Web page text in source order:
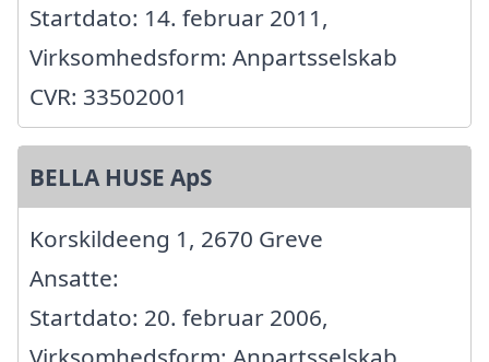
Startdato: 14. februar 2011,
Virksomhedsform: Anpartsselskab
CVR: 33502001
BELLA HUSE ApS
Korskildeeng 1, 2670 Greve
Ansatte:
Startdato: 20. februar 2006,